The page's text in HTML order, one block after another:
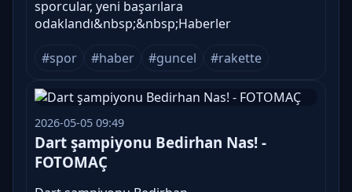
sporcular, yeni başarılara
odaklandı&nbsp;&nbsp;Haberler
#spor
#haber #guncel #rakette
2026-05-05 09:49
Dart şampiyonu Bedirhan Nas! -
FOTOMAÇ